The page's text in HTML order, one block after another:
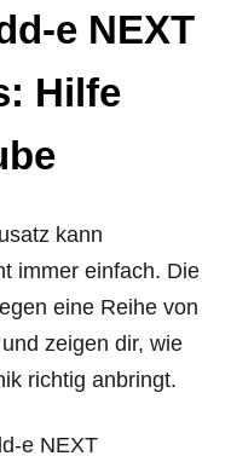
e NEXT
Hilfe
kann
immer einfach. Die
eine Reihe von
zeigen dir, wie
richtig anbringt.
e NEXT